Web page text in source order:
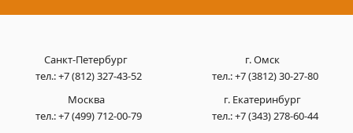
Санкт-Петербург
тел.:+7 (812) 327-43-52
Москва
тел.:+7 (499) 712-00-79
г. Омск
тел.:+7 (3812) 30-27-80
г. Екатеринбург
тел.:+7 (343) 278-60-44